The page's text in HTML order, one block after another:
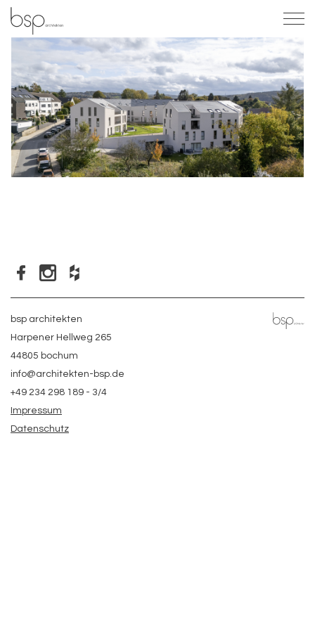
bsp architekten
Harpener Hellweg 265
44805 bochum
info@architekten-bsp.de
+49 234 298 189 - 3/4
Impressum
Datenschutz